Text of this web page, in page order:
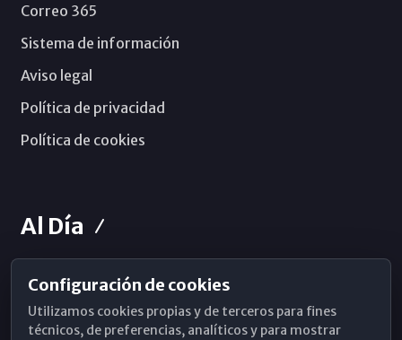
Correo 365
Sistema de información
Aviso legal
Política de privacidad
Política de cookies
Al Día
Horarios de Misa
Hemeroteca
Configuración de cookies
Utilizamos cookies propias y de terceros para fines
técnicos, de preferencias, analíticos y para mostrar